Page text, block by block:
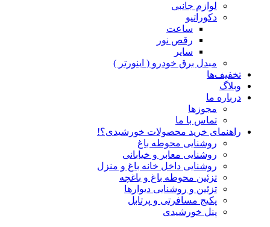
لوازم جانبی
دکوراتیو
ساعت
رقص نور
سایر
مبدل برق خودرو ( اینورتر )
تخفیف‌ها
وبلاگ
درباره ما
مجوزها
تماس با ما
راهنمای خرید محصولات خورشیدی؟!
روشنایی محوطه باغ
روشنایی معابر و خیابانی
روشنایی داخل خانه باغ و منزل
تزئین محوطه باغ و باغچه
تزئین و روشنایی دیوارها
پکیج مسافرتی و پرتابل
پنل خورشیدی